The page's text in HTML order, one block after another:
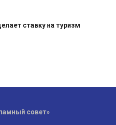
ставку на туризм
совет»